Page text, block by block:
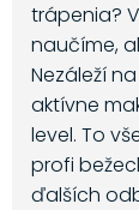
trápenia? V
naučíme,
Nezáleží
aktívne
level. To
profi
ďalších